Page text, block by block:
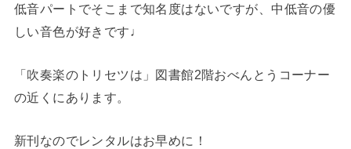
低音パートでそこまで知名度はないですが、中低音の優
しい音色が好きです♩
「吹奏楽のトリセツは」図書館2階おべんとうコーナー
の近くにあります。
新刊なのでレンタルはお早めに！